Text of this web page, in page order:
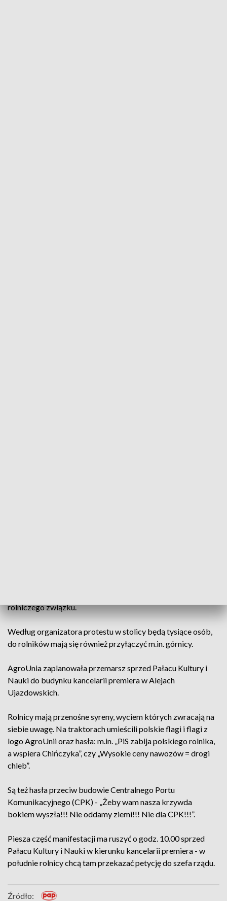
rolniczego związku.
Według organizatora protestu w stolicy będą tysiące osób,
do rolników mają się również przyłączyć m.in. górnicy.
AgroUnia zaplanowała przemarsz sprzed Pałacu Kultury i
Nauki do budynku kancelarii premiera w Alejach
Ujazdowskich.
Rolnicy mają przenośne syreny, wyciem których zwracają na
siebie uwagę. Na traktorach umieścili polskie flagi i flagi z
logo AgroUnii oraz hasła: m.in. „PiS zabija polskiego rolnika,
a wspiera Chińczyka”, czy „Wysokie ceny nawozów = drogi
chleb”.
Są też hasła przeciw budowie Centralnego Portu
Komunikacyjnego (CPK) - „Żeby wam nasza krzywda
bokiem wyszła!!! Nie oddamy ziemi!!! Nie dla CPK!!!”.
Piesza część manifestacji ma ruszyć o godz. 10.00 sprzed
Pałacu Kultury i Nauki w kierunku kancelarii premiera - w
południe rolnicy chcą tam przekazać petycję do szefa rządu.
Źródło: